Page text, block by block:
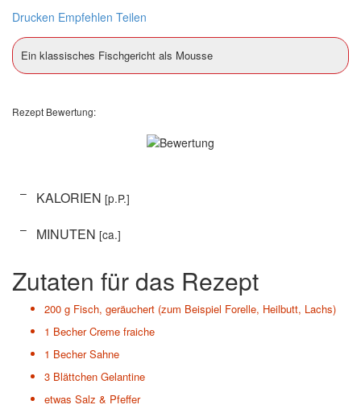
Drucken Empfehlen Teilen
Ein klassisches Fischgericht als Mousse
Rezept Bewertung:
– KALORIEN [p.P.]
–
MINUTEN [ca.]
Zutaten für das Rezept
200 g Fisch, geräuchert (zum Beispiel Forelle, Heilbutt, Lachs)
1 Becher Creme fraiche
1 Becher Sahne
3 Blättchen Gelantine
etwas Salz & Pfeffer